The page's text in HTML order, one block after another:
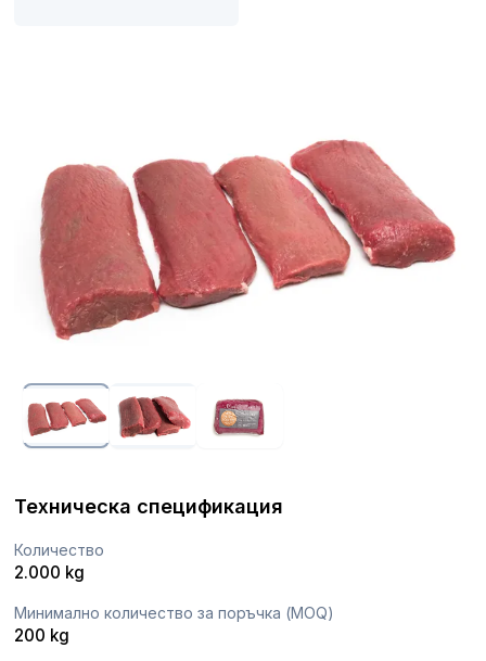
Техническа спецификация
Количество
2.000 kg
Минимално количество за поръчка (MOQ)
200 kg